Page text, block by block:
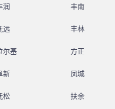
润 丰南
远 丰林
尔基 方正
新 凤城
松 扶余